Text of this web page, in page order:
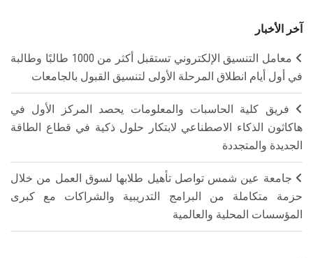
آخر الأخبار
معامل التنسيق الإلكتروني تستقبل أكثر من 1000 طالبًا وطالبة
في أول أيام انطلاق المرحلة الأولى لتنسيق القبول بالجامعات
فريق كلية الحاسبات والمعلومات يحصد المركز الأول في
هاكاثون الذكاء الاصطناعي لابتكار حلول ذكية في قطاع الطاقة
الجديدة والمتجددة
جامعة عين شمس تواصل تأهيل طلابها لسوق العمل من خلال
حزمة متكاملة من البرامج التدريبية والشراكات مع كبرى
المؤسسات المحلية والعالمية